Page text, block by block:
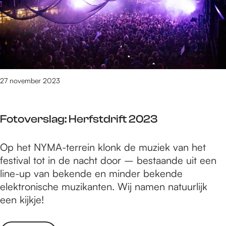
e
n
2
0
n
h
e
u
e
l
n
l
o
p
2
0
2
v
e
r
s
a
g
e
e
n
h
e
u
Fotoverslag: Herfstdrift 2023
27 november 2023
F
o
t
o
v
Op het NYMA-terrein klonk de muziek van het
festival tot in de nacht door – bestaande uit een
line-up van bekende en minder bekende
elektronische muzikanten. Wij namen natuurlijk
een kijkje!